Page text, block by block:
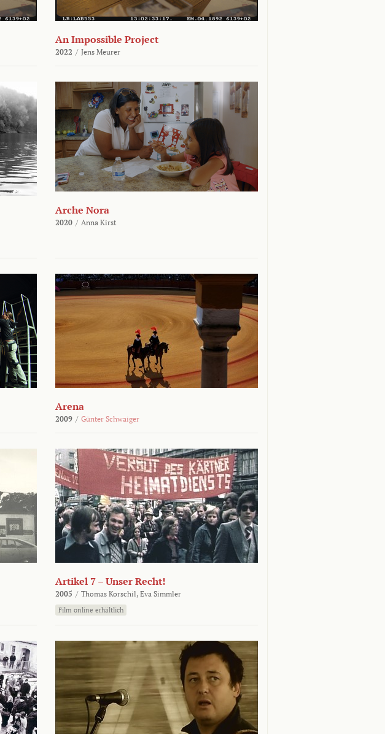
An Impossible Project
2022 / Jens Meurer
Arche Nora
2020 / Anna Kirst
Arena
2009 / Günter Schwaiger
Artikel 7 – Unser Recht!
2005 / Thomas Korschil, Eva Simmler
Film online erhältlich